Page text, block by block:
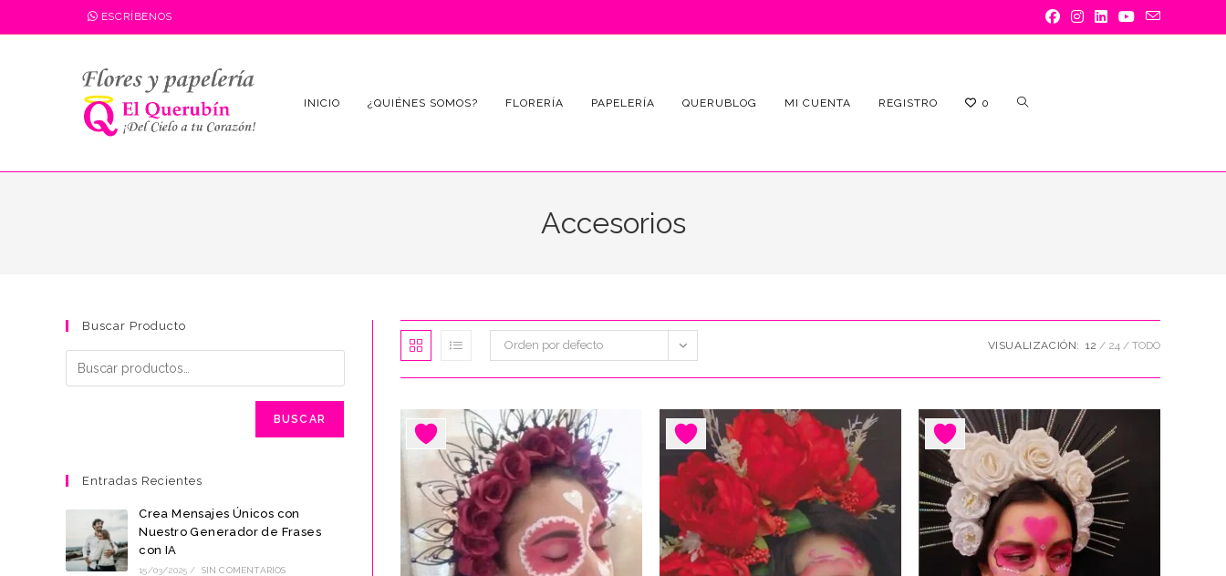
al
ESCRÍBENOS
INICIO ¿QUIÉNES SOMOS? FLORERÍA PAPELERÍA QUERUBLOG MI CUENTA REGISTRO 0 ALTERNAR
DE
LA
Accesorios
Orden por defecto VISUALIZACIÓN: 12 24 TODO
Buscar Producto
BUSCAR
Entradas Recientes
Crea Mensajes Únicos con
Nuestro Generador de Frases
con IA
15/03/2025 / SIN COMENTARIOS